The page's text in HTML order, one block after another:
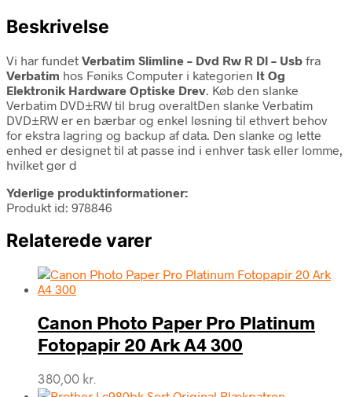
Beskrivelse
Vi har fundet Verbatim Slimline – Dvd Rw R Dl – Usb fra
Verbatim hos Føniks Computer i kategorien It Og
Elektronik Hardware Optiske Drev. Køb den slanke
Verbatim DVD±RW til brug overaltDen slanke Verbatim
DVD±RW er en bærbar og enkel løsning til ethvert behov
for ekstra lagring og backup af data. Den slanke og lette
enhed er designet til at passe ind i enhver task eller lomme,
hvilket gør d
Yderlige produktinformationer:
Produkt id: 978846
Relaterede varer
Canon Photo Paper Pro Platinum
Fotopapir 20 Ark A4 300
380,00 kr.